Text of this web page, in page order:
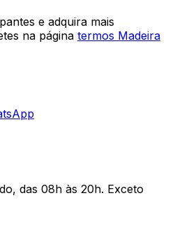
e adquira mais
na página termos Madeira
das 08h às 20h. Exceto